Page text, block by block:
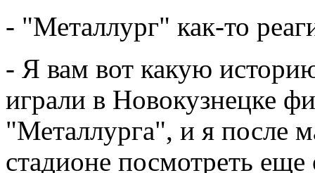
- "Металлург" как-то
- Я вам вот какую
играли в Новокузнецке
"Металлурга", и я после
стадионе посмотреть